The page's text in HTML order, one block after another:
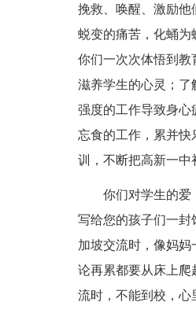
挽救、唤醒、激励他
蜕变的痛苦，化蛹为
你们一次次体悟到教
滋养学生的心灵；了
强度的工作导致身心
忘食的工作，累并快
训，不断把高新一中
你们对学生的爱
写给您的孩子们一封
加坡交流时，像妈
论再累都要从床上爬
流时，不能到校，心